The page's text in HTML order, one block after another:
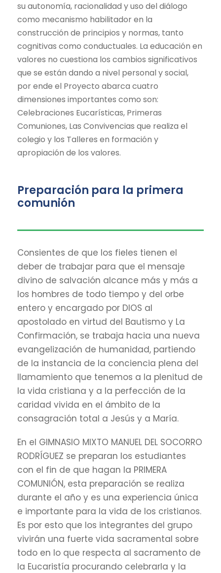
su autonomía, racionalidad y uso del diálogo
como mecanismo habilitador en la
construcción de principios y normas, tanto
cognitivas como conductuales. La educación en
valores no cuestiona los cambios significativos
que se están dando a nivel personal y social,
por ende el Proyecto abarca cuatro
dimensiones importantes como son:
Celebraciones Eucarísticas, Primeras
Comuniones, Las Convivencias que realiza el
colegio y los Talleres en formación y
apropiación de los valores.
Preparación para la primera
comunión
Consientes de que los fieles tienen el
deber de trabajar para que el mensaje
divino de salvación alcance más y más a
los hombres de todo tiempo y del orbe
entero y encargado por DIOS al
apostolado en virtud del Bautismo y La
Confirmación, se trabaja hacia una nueva
evangelización de humanidad, partiendo
de la instancia de la conciencia plena del
llamamiento que tenemos a la plenitud de
la vida cristiana y a la perfección de la
caridad vivida en el ámbito de la
consagración total a Jesús y a María.
En el GIMNASIO MIXTO MANUEL DEL SOCORRO
RODRÍGUEZ se preparan los estudiantes
con el fin de que hagan la PRIMERA
COMUNIÓN, esta preparación se realiza
durante el año y es una experiencia única
e importante para la vida de los cristianos.
Es por esto que los integrantes del grupo
vivirán una fuerte vida sacramental sobre
todo en lo que respecta al sacramento de
la Eucaristía procurando celebrarla y la